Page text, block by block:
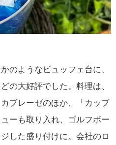
のようなビュッフェ台に、
の大好評でした。料理は、
プレーゼのほか、「カップ
ーも取り入れ、ゴルフボー
した盛り付けに。会社のロ